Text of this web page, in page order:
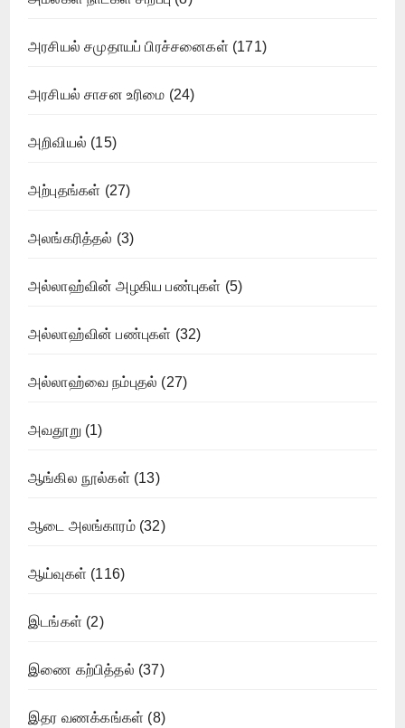
அரசியல் சமுதாயப் பிரச்சனைகள் (171)
அரசியல் சாசன உரிமை (24)
அறிவியல் (15)
அற்புதங்கள் (27)
அலங்கரித்தல் (3)
அல்லாஹ்வின் அழகிய பண்புகள் (5)
அல்லாஹ்வின் பண்புகள் (32)
அல்லாஹ்வை நம்புதல் (27)
அவதூறு (1)
ஆங்கில நூல்கள் (13)
ஆடை அலங்காரம்(32)
ஆய்வுகள் (116)
இடங்கள் (2)
இணை கற்பித்தல் (37)
இதர வணக்கங்கள் (8)